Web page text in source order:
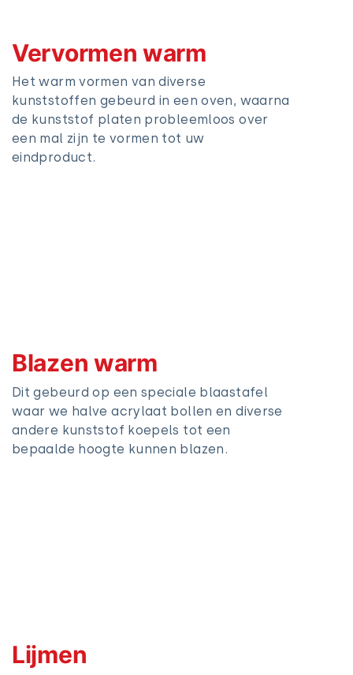
Vervormen warm
Het warm vormen van diverse
kunststoffen gebeurd in een oven, waarna
de kunststof platen probleemloos over
een mal zijn te vormen tot uw
eindproduct.
Blazen warm
Dit gebeurd op een speciale blaastafel
waar we halve acrylaat bollen en diverse
andere kunststof koepels tot een
bepaalde hoogte kunnen blazen.
Lijmen